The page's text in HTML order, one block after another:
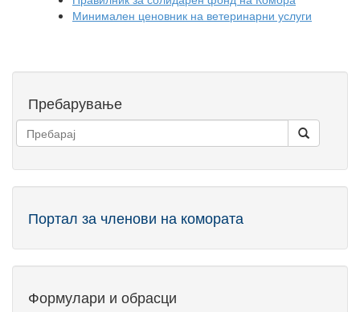
Минимален ценовник на ветеринарни услуги
Пребарување
Портал за членови на комората
Формулари и обрасци